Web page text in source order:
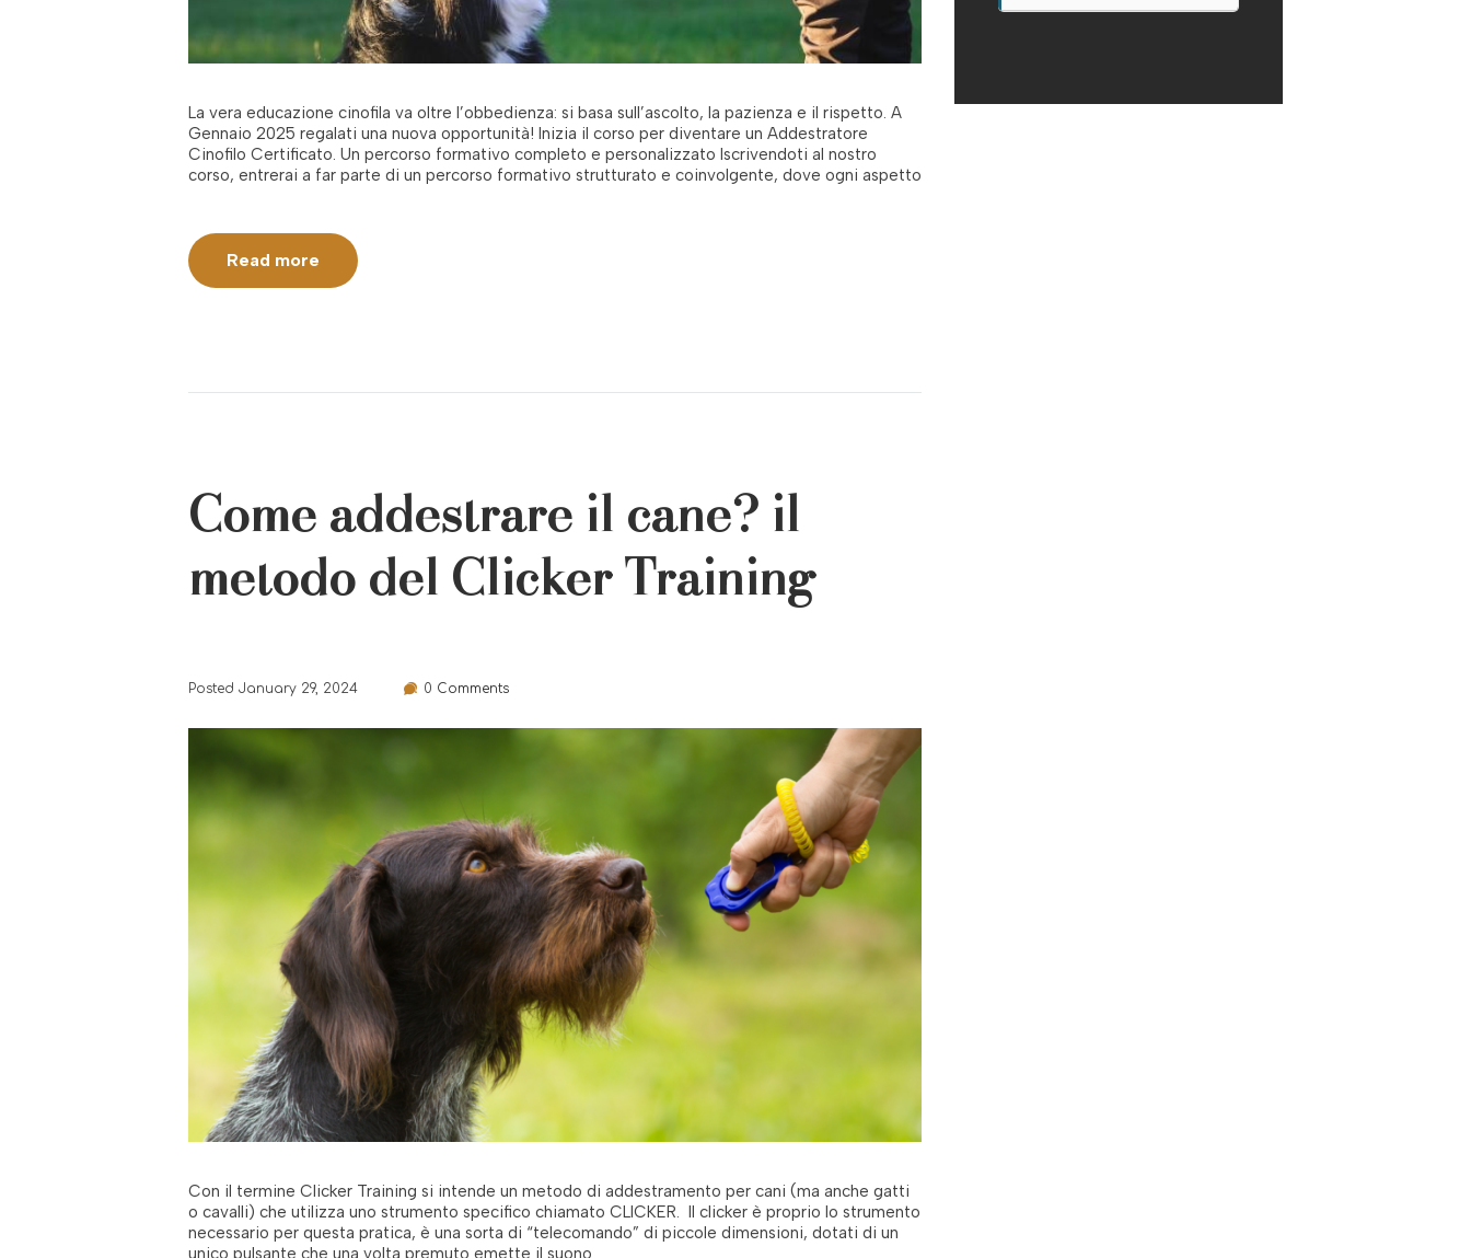
La vera educazione cinofila va oltre l’obbedienza: si basa sull’ascolto, la pazienza e il rispetto. A
Gennaio 2025 regalati una nuova opportunità! Inizia il corso per diventare un Addestratore
Cinofilo Certificato. Un percorso formativo completo e personalizzato Iscrivendoti al nostro
corso, entrerai a far parte di un percorso formativo strutturato e coinvolgente, dove ogni aspetto
Read more
Come addestrare il cane? il
metodo del Clicker Training
Posted January 29, 2024 0 Comments
Con il termine Clicker Training si intende un metodo di addestramento per cani (ma anche gatti
o cavalli) che utilizza uno strumento specifico chiamato CLICKER. Il clicker è proprio lo strumento
necessario per questa pratica, è una sorta di “telecomando” di piccole dimensioni, dotati di un
unico pulsante che una volta premuto emette il suono